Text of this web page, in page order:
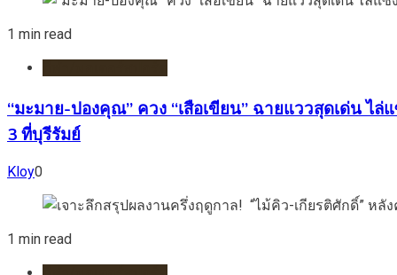
1 min read
“มะมาย-ปองคุณ” ควง “เสือเขียน” ฉายแววสุดเด่น
3 ที่บุรีรัมย์
Kloy0
1 min read